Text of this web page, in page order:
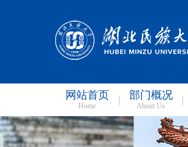
网站首页
Home
部门概况
About Us